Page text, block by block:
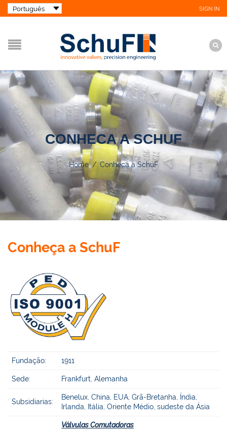
SIGN IN
CONHECA A SCHUF
Home / Conheca a SchuF
Conheça a SchuF
Fundação: 1911
Sede: Frankfurt, Alemanha
Subsidiarias:
Benelux, China, EUA, Grã-Bretanha, Índia,
Irlanda, Itália, Oriente Médio, sudeste da Ásia
Válvulas Comutadoras